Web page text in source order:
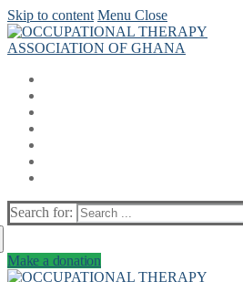
Skip to content Menu Close
Search for:
Make a donation